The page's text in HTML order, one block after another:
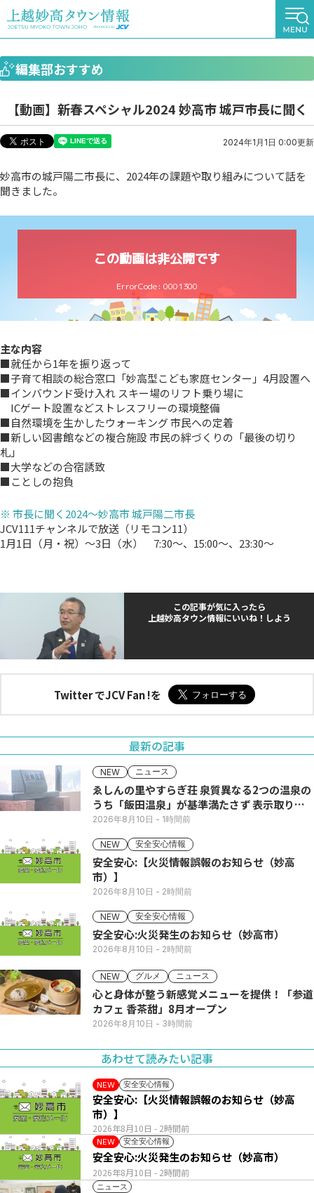
編集部おすすめ
【動画】新春スペシャル2024 妙高市 城戸市長に聞く
2024年1月1日 0:00更新
妙高市の城戸陽二市長に、2024年の課題や取り組みについて話を
聞きました。
主な内容
■就任から1年を振り返って
■子育て相談の総合窓口「妙高型こども家庭センター」4月設置へ
■インバウンド受け入れ スキー場のリフト乗り場に
ICゲート設置などストレスフリーの環境整備
■自然環境を生かしたウォーキング 市民への定着
■新しい図書館などの複合施設 市民の絆づくりの「最後の切り
札」
■大学などの合宿誘致
■ことしの抱負
※ 市長に聞く2024～妙高市 城戸陽二市長
JCV111チャンネルで放送（リモコン11）
1月1日（月・祝）～3日（水） 7:30～、15:00～、23:30～
この記事が気に入ったら
上越妙高タウン情報にいいね！しよう
Twitter でJCV Fan !を
最新の記事
NEW ニュース
ゑしんの里やすらぎ荘 泉質異なる2つの温泉の
うち「飯田温泉」が基準満たさず 表示取りや
め
2026年8月10日 - 1時間前
NEW 安全安心情報
安全安心:【火災情報誤報のお知らせ（妙高
市）】
2026年8月10日 - 2時間前
NEW 安全安心情報
安全安心:火災発生のお知らせ（妙高市）
2026年8月10日 - 2時間前
NEW グルメ ニュース
心と身体が整う新感覚メニューを提供！「参道
カフェ 香茶甜」8月オープン
2026年8月10日 - 3時間前
あわせて読みたい記事
NEW 安全安心情報
2026年8月10日 - 2時間前
安全安心:【火災情報誤報のお知らせ（妙高
市）】
NEW 安全安心情報
2026年8月10日 - 2時間前
安全安心:火災発生のお知らせ（妙高市）
ニュース